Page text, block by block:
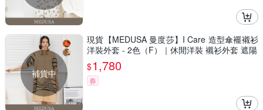
補貨中
現貨【MEDUSA 曼度莎】I Care 造型傘襬襯衫
洋裝外套 - 2色（F）｜休閒洋裝 襯衫外套 遮陽
$1,780
券